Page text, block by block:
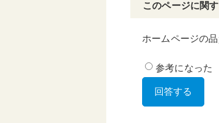
このページに関
ホームページの
参考になった